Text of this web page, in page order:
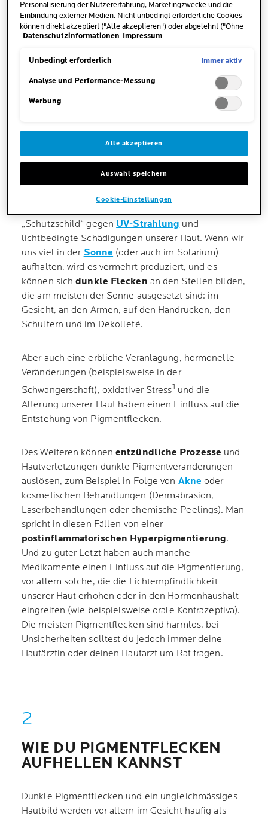
Schwangerschaftsmaske
(Melasma/Chloasma)
Muttermale
Sommersprossen
Seborrhoische Keratose
Sonnen- beziehungsweiseUV-Strahlen
jedoch fast immer eine zentrale Rolle bei ihrer
„Schutzschild“ gegen UV-Strahlung und
lichtbedingte Schädigungen unserer Haut. Wenn wir
uns viel in der Sonne (oder auch im Solarium)
aufhalten, wird es vermehrt produziert, und es
können sichdunkle Flecken an den Stellen bilden,
die am meisten der Sonne ausgesetzt sind: im
Gesicht, an den Armen, auf den Handrücken, den
Schultern und im Dekolleté.
Aber auch eine erbliche Veranlagung, hormonelle
Veränderungen (beispielsweise in der
Schwangerschaft), oxidativer Stress1 und die
Alterung unserer Haut haben einen Einfluss auf die
Entstehung von Pigmentflecken.
Des Weiteren können entzündliche Prozesse und
Hautverletzungen dunkle Pigmentveränderungen
auslösen, zum Beispiel in Folge von Akne oder
kosmetischen Behandlungen (Dermabrasion,
Laserbehandlungen oder chemische Peelings). Man
spricht in diesen Fällen von einer
postinflammatorischen Hyperpigmentierung.
Und zu guter Letzt haben auch manche
Medikamente einen Einfluss auf die Pigmentierung,
vor allem solche, die die Lichtempfindlichkeit
unserer Haut erhöhen oder in den Hormonhaushalt
eingreifen (wie beispielsweise orale Kontrazeptiva).
Die meisten Pigmentflecken sind harmlos, bei
Unsicherheiten solltest du jedoch immer deine
Hautärztin oder deinen Hautarzt um Rat fragen.
WIE DU PIGMENTFLECKEN
AUFHELLEN KANNST
Dunkle Pigmentflecken und ein ungleichmässiges
Hautbild werden vor allem im Gesicht häufig als
Personalisierung der Nutzererfahrung, Marketingzwecke und die
Einbindung externer Medien. Nicht unbedingt erforderliche Cookies
können direkt akzeptiert ("Alle akzeptieren") oder abgelehnt ("Ohne
Einwilligung fortfahren") werden. Individuelle Anpassungen der
speichern"). Die Auswahl kann jederzeit unter dem Link "Cookie-
unsere Datenschutzinformationen.
Datenschutzinformationen Impressum
Unbedingt erforderlich Immer aktiv
Analyse und Performance-Messung
Werbung
Alle akzeptieren
Auswahl speichern
Cookie-Einstellungen